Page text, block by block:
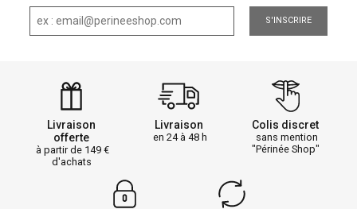
S'INSCRIRE
Livraison
offerte
à partir de 149
d'achats
Livraison
en 24 à 48 h
Colis discret
sans mention
"Périnée Shop"